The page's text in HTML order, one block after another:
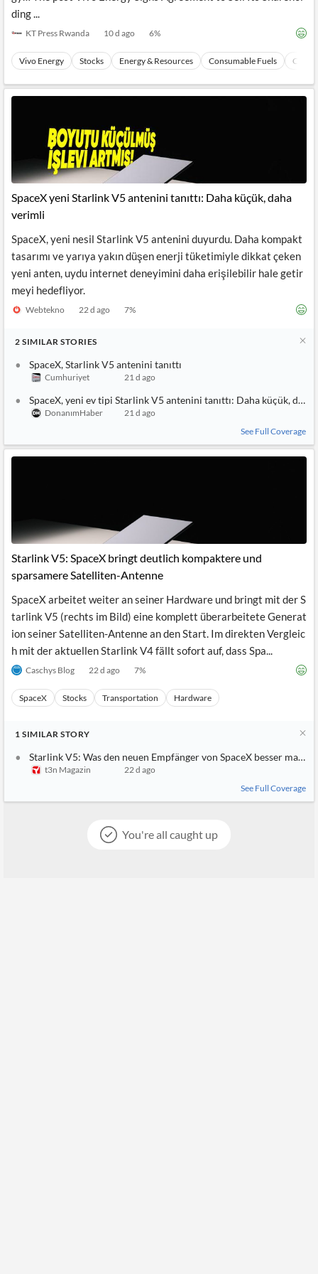
ding ...
KT Press Rwanda 10 d ago 6%
Vivo Energy Stocks Energy & Resources Consumable Fuels Coal
SpaceX yeni Starlink V5 antenini tanıttı: Daha küçük, daha
verimli
SpaceX, yeni nesil Starlink V5 antenini duyurdu. Daha kompakt
tasarımı ve yarıya yakın düşen enerji tüketimiyle dikkat çeken
yeni anten, uydu internet deneyimini daha erişilebilir hale getir
meyi hedefliyor.
Webtekno 22 d ago 7%
2 SIMILAR STORIES
SpaceX, Starlink V5 antenini tanıttı
Cumhuriyet 21 d ago
SpaceX, yeni ev tipi Starlink V5 antenini tanıttı: Daha küçük,
DonanımHaber
21 d ago
See Full Coverage
Starlink V5: SpaceX bringt deutlich kompaktere und
sparsamere Satelliten-Antenne
SpaceX arbeitet weiter an seiner Hardware und bringt mit der S
tarlink V5 (rechts im Bild) eine komplett überarbeitete Generat
ion seiner Satelliten-Antenne an den Start. Im direkten Vergleic
h mit der aktuellen Starlink V4 fällt sofort auf, dass Spa...
Caschys Blog 22 d ago 7%
SpaceX Stocks Transportation Hardware
1 SIMILAR STORY
Starlink V5: Was den neuen Empfänger von SpaceX besser macht
t3n Magazin
22 d ago
See Full Coverage
You're all caught up